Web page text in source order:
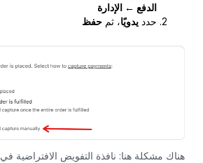
الدفع ← الإدارة
حدد يدويًا، ثم حفظ
هناك مشكلة هنا: نافذة التفويض الافتراضية في Shopify هي